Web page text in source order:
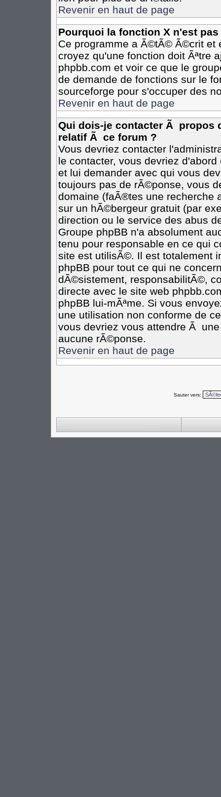
Revenir en haut de page
Pourquoi la fonction X n'est
Ce programme a Ã©tÃ© Ã©crit et
croyez qu'une fonction doit Ãªtre
phpbb.com et voir ce que le
de demande de fonctions sur le
sourceforge pour s'occuper des
Revenir en haut de page
Qui dois-je contacter Ã propos
relatif Ã ce forum ?
Vous devriez contacter
le contacter, vous devriez
et lui demander avec qui vous
toujours pas de rÃ©ponse, vous
domaine (faÃ®tes une recherche
sur un hÃ©bergeur gratuit (par
direction ou le service des abus
Groupe phpBB n'a absolument
tenu pour responsable en ce qui
site est utilisÃ©. Il est totalement
phpBB pour tout ce qui ne
dÃ©sistement, responsabilitÃ©,
directe avec le site web
phpBB lui-mÃªme. Si vous
une utilisation non conforme de
vous devriez vous attendre Ã
aucune rÃ©ponse.
Revenir en haut de page
Sauter vers: